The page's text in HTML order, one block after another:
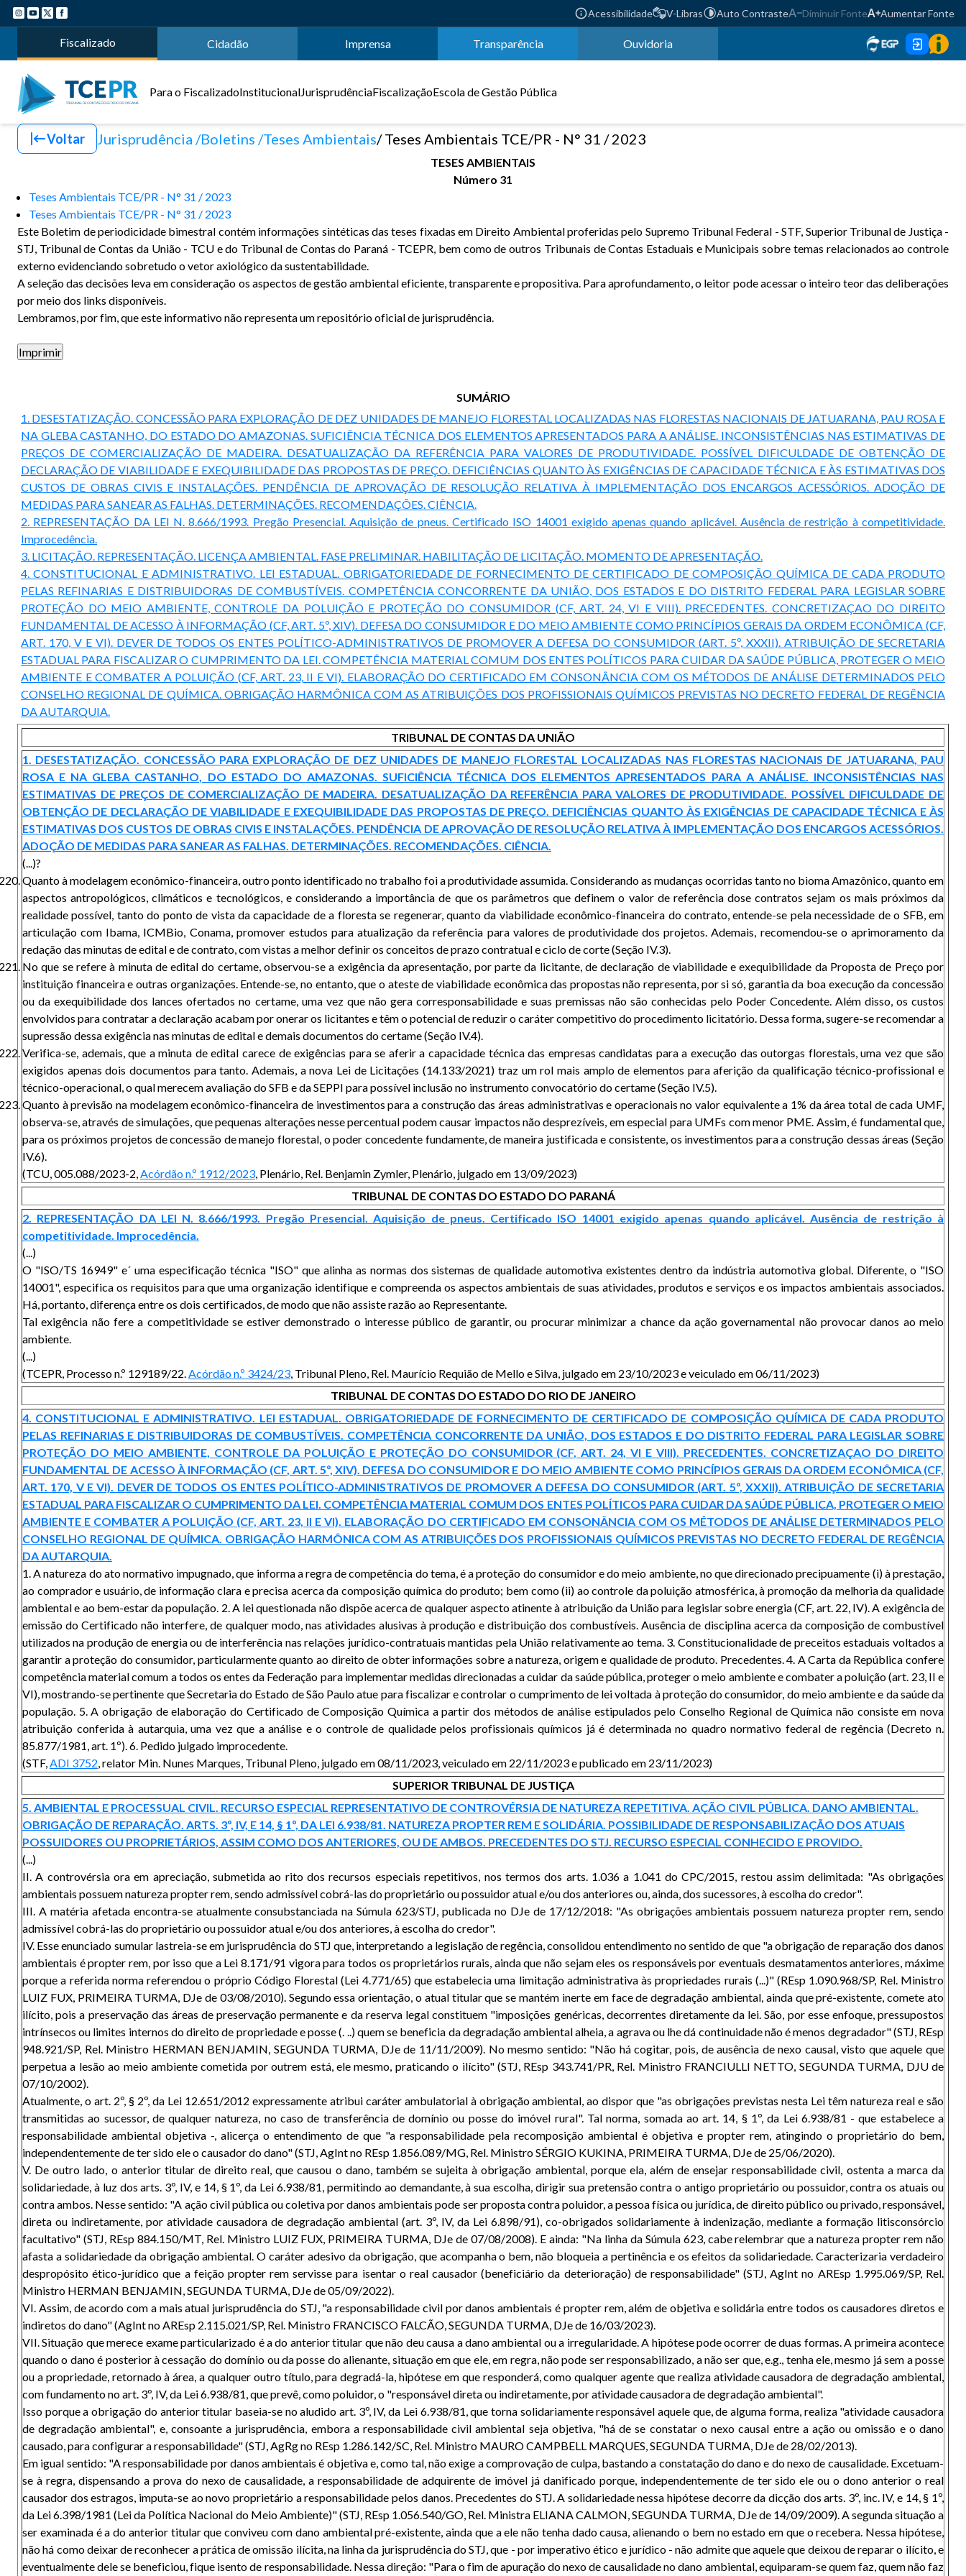
Acessibilidade V-Libras Auto Contraste Diminuir Fonte Aumentar Fonte
Fiscalizado Cidadão Imprensa Transparência Ouvidoria
Para o FiscalizadoInstitucionalJurisprudênciaFiscalizaçãoEscola de Gestão Pública
Voltar Jurisprudência Boletins Teses Ambientais Teses Ambientais TCE/PR - N° 31 / 2023
TESES AMBIENTAIS
Número 31
Teses Ambientais TCE/PR - N° 31 / 2023
Teses Ambientais TCE/PR - N° 31 / 2023
Este Boletim de periodicidade bimestral contém informações sintéticas das teses fixadas em Direito Ambiental proferidas pelo Supremo Tribunal Federal - STF, Superior Tribunal de Justiça -
STJ, Tribunal de Contas da União - TCU e do Tribunal de Contas do Paraná - TCEPR, bem como de outros Tribunais de Contas Estaduais e Municipais sobre temas relacionados ao controle
externo evidenciando sobretudo o vetor axiológico da sustentabilidade.
A seleção das decisões leva em consideração os aspectos de gestão ambiental eficiente, transparente e propositiva. Para aprofundamento, o leitor pode acessar o inteiro teor das deliberações
por meio dos links disponíveis.
Lembramos, por fim, que este informativo não representa um repositório oficial de jurisprudência.
SUMÁRIO
1. DESESTATIZAÇÃO. CONCESSÃO PARA EXPLORAÇÃO DE DEZ UNIDADES DE MANEJO FLORESTAL LOCALIZADAS NAS FLORESTAS NACIONAIS DE JATUARANA, PAU ROSA E
NA GLEBA CASTANHO, DO ESTADO DO AMAZONAS. SUFICIÊNCIA TÉCNICA DOS ELEMENTOS APRESENTADOS PARA A ANÁLISE. INCONSISTÊNCIAS NAS ESTIMATIVAS DE
PREÇOS DE COMERCIALIZAÇÃO DE MADEIRA. DESATUALIZAÇÃO DA REFERÊNCIA PARA VALORES DE PRODUTIVIDADE. POSSÍVEL DIFICULDADE DE OBTENÇÃO DE
DECLARAÇÃO DE VIABILIDADE E EXEQUIBILIDADE DAS PROPOSTAS DE PREÇO. DEFICIÊNCIAS QUANTO ÀS EXIGÊNCIAS DE CAPACIDADE TÉCNICA E ÀS ESTIMATIVAS DOS
CUSTOS DE OBRAS CIVIS E INSTALAÇÕES. PENDÊNCIA DE APROVAÇÃO DE RESOLUÇÃO RELATIVA À IMPLEMENTAÇÃO DOS ENCARGOS ACESSÓRIOS. ADOÇÃO DE
MEDIDAS PARA SANEAR AS FALHAS. DETERMINAÇÕES. RECOMENDAÇÕES. CIÊNCIA.
2. REPRESENTAÇÃO DA LEI N. 8.666/1993. Pregão Presencial. Aquisição de pneus. Certificado ISO 14001 exigido apenas quando aplicável. Ausência de restrição à competitividade.
Improcedência.
3. LICITAÇÃO. REPRESENTAÇÃO. LICENÇA AMBIENTAL. FASE PRELIMINAR. HABILITAÇÃO DE LICITAÇÃO. MOMENTO DE APRESENTAÇÃO.
4. CONSTITUCIONAL E ADMINISTRATIVO. LEI ESTADUAL. OBRIGATORIEDADE DE FORNECIMENTO DE CERTIFICADO DE COMPOSIÇÃO QUÍMICA DE CADA PRODUTO
PELAS REFINARIAS E DISTRIBUIDORAS DE COMBUSTÍVEIS. COMPETÊNCIA CONCORRENTE DA UNIÃO, DOS ESTADOS E DO DISTRITO FEDERAL PARA LEGISLAR SOBRE
PROTEÇÃO DO MEIO AMBIENTE, CONTROLE DA POLUIÇÃO E PROTEÇÃO DO CONSUMIDOR (CF, ART. 24, VI E VIII). PRECEDENTES. CONCRETIZAÇAO DO DIREITO
FUNDAMENTAL DE ACESSO À INFORMAÇÃO (CF, ART. 5º, XIV). DEFESA DO CONSUMIDOR E DO MEIO AMBIENTE COMO PRINCÍPIOS GERAIS DA ORDEM ECONÔMICA (CF,
ART. 170, V E VI). DEVER DE TODOS OS ENTES POLÍTICO-ADMINISTRATIVOS DE PROMOVER A DEFESA DO CONSUMIDOR (ART. 5º, XXXII). ATRIBUIÇÃO DE SECRETARIA
ESTADUAL PARA FISCALIZAR O CUMPRIMENTO DA LEI. COMPETÊNCIA MATERIAL COMUM DOS ENTES POLÍTICOS PARA CUIDAR DA SAÚDE PÚBLICA, PROTEGER O MEIO
AMBIENTE E COMBATER A POLUIÇÃO (CF, ART. 23, II E VI). ELABORAÇÃO DO CERTIFICADO EM CONSONÂNCIA COM OS MÉTODOS DE ANÁLISE DETERMINADOS PELO
CONSELHO REGIONAL DE QUÍMICA. OBRIGAÇÃO HARMÔNICA COM AS ATRIBUIÇÕES DOS PROFISSIONAIS QUÍMICOS PREVISTAS NO DECRETO FEDERAL DE REGÊNCIA
DA AUTARQUIA.
TRIBUNAL DE CONTAS DA UNIÃO
1. DESESTATIZAÇÃO. CONCESSÃO PARA EXPLORAÇÃO DE DEZ UNIDADES DE MANEJO FLORESTAL LOCALIZADAS NAS FLORESTAS NACIONAIS DE JATUARANA, PAU
ROSA E NA GLEBA CASTANHO, DO ESTADO DO AMAZONAS. SUFICIÊNCIA TÉCNICA DOS ELEMENTOS APRESENTADOS PARA A ANÁLISE. INCONSISTÊNCIAS NAS
ESTIMATIVAS DE PREÇOS DE COMERCIALIZAÇÃO DE MADEIRA. DESATUALIZAÇÃO DA REFERÊNCIA PARA VALORES DE PRODUTIVIDADE. POSSÍVEL DIFICULDADE DE
OBTENÇÃO DE DECLARAÇÃO DE VIABILIDADE E EXEQUIBILIDADE DAS PROPOSTAS DE PREÇO. DEFICIÊNCIAS QUANTO ÀS EXIGÊNCIAS DE CAPACIDADE TÉCNICA E ÀS
ESTIMATIVAS DOS CUSTOS DE OBRAS CIVIS E INSTALAÇÕES. PENDÊNCIA DE APROVAÇÃO DE RESOLUÇÃO RELATIVA À IMPLEMENTAÇÃO DOS ENCARGOS ACESSÓRIOS.
ADOÇÃO DE MEDIDAS PARA SANEAR AS FALHAS. DETERMINAÇÕES. RECOMENDAÇÕES. CIÊNCIA.
(...)?
Quanto à modelagem econômico-financeira, outro ponto identificado no trabalho foi a produtividade assumida. Considerando as mudanças ocorridas tanto no bioma Amazônico, quanto em
aspectos antropológicos, climáticos e tecnológicos, e considerando a importância de que os parâmetros que definem o valor de referência dose contratos sejam os mais próximos da
realidade possível, tanto do ponto de vista da capacidade de a floresta se regenerar, quanto da viabilidade econômico-financeira do contrato, entende-se pela necessidade de o SFB, em
articulação com Ibama, ICMBio, Conama, promover estudos para atualização da referência para valores de produtividade dos projetos. Ademais, recomendou-se o aprimoramento da
redação das minutas de edital e de contrato, com vistas a melhor definir os conceitos de prazo contratual e ciclo de corte (Seção IV.3).
No que se refere à minuta de edital do certame, observou-se a exigência da apresentação, por parte da licitante, de declaração de viabilidade e exequibilidade da Proposta de Preço por
instituição financeira e outras organizações. Entende-se, no entanto, que o ateste de viabilidade econômica das propostas não representa, por si só, garantia da boa execução da concessão
ou da exequibilidade dos lances ofertados no certame, uma vez que não gera corresponsabilidade e suas premissas não são conhecidas pelo Poder Concedente. Além disso, os custos
envolvidos para contratar a declaração acabam por onerar os licitantes e têm o potencial de reduzir o caráter competitivo do procedimento licitatório. Dessa forma, sugere-se recomendar a
supressão dessa exigência nas minutas de edital e demais documentos do certame (Seção IV.4).
Verifica-se, ademais, que a minuta de edital carece de exigências para se aferir a capacidade técnica das empresas candidatas para a execução das outorgas florestais, uma vez que são
exigidos apenas dois documentos para tanto. Ademais, a nova Lei de Licitações (14.133/2021) traz um rol mais amplo de elementos para aferição da qualificação técnico-profissional e
técnico-operacional, o qual merecem avaliação do SFB e da SEPPI para possível inclusão no instrumento convocatório do certame (Seção IV.5).
Quanto à previsão na modelagem econômico-financeira de investimentos para a construção das áreas administrativas e operacionais no valor equivalente a 1% da área total de cada UMF,
observa-se, através de simulações, que pequenas alterações nesse percentual podem causar impactos não desprezíveis, em especial para UMFs com menor PME. Assim, é fundamental que,
para os próximos projetos de concessão de manejo florestal, o poder concedente fundamente, de maneira justificada e consistente, os investimentos para a construção dessas áreas (Seção
IV.6).
(TCU, 005.088/2023-2,Acórdão n.º 1912/2023, Plenário, Rel. Benjamin Zymler, Plenário, julgado em 13/09/2023)
TRIBUNAL DE CONTAS DO ESTADO DO PARANÁ
2. REPRESENTAÇÃO DA LEI N. 8.666/1993. Pregão Presencial. Aquisição de pneus. Certificado ISO 14001 exigido apenas quando aplicável. Ausência de restrição à
competitividade. Improcedência.
(...)
O "ISO/TS 16949" e´ uma especificação técnica "ISO" que alinha as normas dos sistemas de qualidade automotiva existentes dentro da indústria automotiva global. Diferente, o "ISO
14001", especifica os requisitos para que uma organização identifique e compreenda os aspectos ambientais de suas atividades, produtos e serviços e os impactos ambientais associados.
Há, portanto, diferença entre os dois certificados, de modo que não assiste razão ao Representante.
Tal exigência não fere a competitividade se estiver demonstrado o interesse público de garantir, ou procurar minimizar a chance da ação governamental não provocar danos ao meio
ambiente.
(...)
(TCEPR, Processo n.º 129189/22.Acórdão n.º 3424/23, Tribunal Pleno, Rel. Maurício Requião de Mello e Silva, julgado em 23/10/2023 e veiculado em 06/11/2023)
TRIBUNAL DE CONTAS DO ESTADO DO RIO DE JANEIRO
4. CONSTITUCIONAL E ADMINISTRATIVO. LEI ESTADUAL. OBRIGATORIEDADE DE FORNECIMENTO DE CERTIFICADO DE COMPOSIÇÃO QUÍMICA DE CADA PRODUTO
PELAS REFINARIAS E DISTRIBUIDORAS DE COMBUSTÍVEIS. COMPETÊNCIA CONCORRENTE DA UNIÃO, DOS ESTADOS E DO DISTRITO FEDERAL PARA LEGISLAR SOBRE
PROTEÇÃO DO MEIO AMBIENTE, CONTROLE DA POLUIÇÃO E PROTEÇÃO DO CONSUMIDOR (CF, ART. 24, VI E VIII). PRECEDENTES. CONCRETIZAÇAO DO DIREITO
FUNDAMENTAL DE ACESSO À INFORMAÇÃO (CF, ART. 5º, XIV). DEFESA DO CONSUMIDOR E DO MEIO AMBIENTE COMO PRINCÍPIOS GERAIS DA ORDEM ECONÔMICA (CF,
ART. 170, V E VI). DEVER DE TODOS OS ENTES POLÍTICO-ADMINISTRATIVOS DE PROMOVER A DEFESA DO CONSUMIDOR (ART. 5º, XXXII). ATRIBUIÇÃO DE SECRETARIA
ESTADUAL PARA FISCALIZAR O CUMPRIMENTO DA LEI. COMPETÊNCIA MATERIAL COMUM DOS ENTES POLÍTICOS PARA CUIDAR DA SAÚDE PÚBLICA, PROTEGER O MEIO
AMBIENTE E COMBATER A POLUIÇÃO (CF, ART. 23, II E VI). ELABORAÇÃO DO CERTIFICADO EM CONSONÂNCIA COM OS MÉTODOS DE ANÁLISE DETERMINADOS PELO
CONSELHO REGIONAL DE QUÍMICA. OBRIGAÇÃO HARMÔNICA COM AS ATRIBUIÇÕES DOS PROFISSIONAIS QUÍMICOS PREVISTAS NO DECRETO FEDERAL DE REGÊNCIA
DA AUTARQUIA.
1. A natureza do ato normativo impugnado, que informa a regra de competência do tema, é a proteção do consumidor e do meio ambiente, no que direcionado precipuamente (i) à prestação,
ao comprador e usuário, de informação clara e precisa acerca da composição química do produto; bem como (ii) ao controle da poluição atmosférica, à promoção da melhoria da qualidade
ambiental e ao bem-estar da população. 2. A lei questionada não dispõe acerca de qualquer aspecto atinente à atribuição da União para legislar sobre energia (CF, art. 22, IV). A exigência de
emissão do Certificado não interfere, de qualquer modo, nas atividades alusivas à produção e distribuição dos combustíveis. Ausência de disciplina acerca da composição de combustível
utilizados na produção de energia ou de interferência nas relações jurídico-contratuais mantidas pela União relativamente ao tema. 3. Constitucionalidade de preceitos estaduais voltados a
garantir a proteção do consumidor, particularmente quanto ao direito de obter informações sobre a natureza, origem e qualidade de produto. Precedentes. 4. A Carta da República confere
competência material comum a todos os entes da Federação para implementar medidas direcionadas a cuidar da saúde pública, proteger o meio ambiente e combater a poluição (art. 23, II e
VI), mostrando-se pertinente que Secretaria do Estado de São Paulo atue para fiscalizar e controlar o cumprimento de lei voltada à proteção do consumidor, do meio ambiente e da saúde da
população. 5. A obrigação de elaboração do Certificado de Composição Química a partir dos métodos de análise estipulados pelo Conselho Regional de Química não consiste em nova
atribuição conferida à autarquia, uma vez que a análise e o controle de qualidade pelos profissionais químicos já é determinada no quadro normativo federal de regência (Decreto n.
85.877/1981, art. 1º). 6. Pedido julgado improcedente.
(STF,ADI 3752, relator Min. Nunes Marques, Tribunal Pleno, julgado em 08/11/2023, veiculado em 22/11/2023 e publicado em 23/11/2023)
SUPERIOR TRIBUNAL DE JUSTIÇA
5. AMBIENTAL E PROCESSUAL CIVIL. RECURSO ESPECIAL REPRESENTATIVO DE CONTROVÉRSIA DE NATUREZA REPETITIVA. AÇÃO CIVIL PÚBLICA. DANO AMBIENTAL.
OBRIGAÇÃO DE REPARAÇÃO. ARTS. 3º, IV, E 14, § 1º, DA LEI 6.938/81. NATUREZA PROPTER REM E SOLIDÁRIA. POSSIBILIDADE DE RESPONSABILIZAÇÃO DOS ATUAIS
POSSUIDORES OU PROPRIETÁRIOS, ASSIM COMO DOS ANTERIORES, OU DE AMBOS. PRECEDENTES DO STJ. RECURSO ESPECIAL CONHECIDO E PROVIDO.
(...)
II. A controvérsia ora em apreciação, submetida ao rito dos recursos especiais repetitivos, nos termos dos arts. 1.036 a 1.041 do CPC/2015, restou assim delimitada: "As obrigações
ambientais possuem natureza propter rem, sendo admissível cobrá-las do proprietário ou possuidor atual e/ou dos anteriores ou, ainda, dos sucessores, à escolha do credor".
III. A matéria afetada encontra-se atualmente consubstanciada na Súmula 623/STJ, publicada no DJe de 17/12/2018: "As obrigações ambientais possuem natureza propter rem, sendo
admissível cobrá-las do proprietário ou possuidor atual e/ou dos anteriores, à escolha do credor".
IV. Esse enunciado sumular lastreia-se em jurisprudência do STJ que, interpretando a legislação de regência, consolidou entendimento no sentido de que "a obrigação de reparação dos danos
ambientais é propter rem, por isso que a Lei 8.171/91 vigora para todos os proprietários rurais, ainda que não sejam eles os responsáveis por eventuais desmatamentos anteriores, máxime
porque a referida norma referendou o próprio Código Florestal (Lei 4.771/65) que estabelecia uma limitação administrativa às propriedades rurais (...)" (REsp 1.090.968/SP, Rel. Ministro
LUIZ FUX, PRIMEIRA TURMA, DJe de 03/08/2010). Segundo essa orientação, o atual titular que se mantém inerte em face de degradação ambiental, ainda que pré-existente, comete ato
ilícito, pois a preservação das áreas de preservação permanente e da reserva legal constituem "imposições genéricas, decorrentes diretamente da lei. São, por esse enfoque, pressupostos
intrínsecos ou limites internos do direito de propriedade e posse (. ..) quem se beneficia da degradação ambiental alheia, a agrava ou lhe dá continuidade não é menos degradador" (STJ, REsp
948.921/SP, Rel. Ministro HERMAN BENJAMIN, SEGUNDA TURMA, DJe de 11/11/2009). No mesmo sentido: "Não há cogitar, pois, de ausência de nexo causal, visto que aquele que
perpetua a lesão ao meio ambiente cometida por outrem está, ele mesmo, praticando o ilícito" (STJ, REsp 343.741/PR, Rel. Ministro FRANCIULLI NETTO, SEGUNDA TURMA, DJU de
07/10/2002).
Atualmente, o art. 2º, § 2º, da Lei 12.651/2012 expressamente atribui caráter ambulatorial à obrigação ambiental, ao dispor que "as obrigações previstas nesta Lei têm natureza real e são
transmitidas ao sucessor, de qualquer natureza, no caso de transferência de domínio ou posse do imóvel rural". Tal norma, somada ao art. 14, § 1º, da Lei 6.938/81 - que estabelece a
responsabilidade ambiental objetiva -, alicerça o entendimento de que "a responsabilidade pela recomposição ambiental é objetiva e propter rem, atingindo o proprietário do bem,
independentemente de ter sido ele o causador do dano" (STJ, AgInt no REsp 1.856.089/MG, Rel. Ministro SÉRGIO KUKINA, PRIMEIRA TURMA, DJe de 25/06/2020).
V. De outro lado, o anterior titular de direito real, que causou o dano, também se sujeita à obrigação ambiental, porque ela, além de ensejar responsabilidade civil, ostenta a marca da
solidariedade, à luz dos arts. 3º, IV, e 14, § 1º, da Lei 6.938/81, permitindo ao demandante, à sua escolha, dirigir sua pretensão contra o antigo proprietário ou possuidor, contra os atuais ou
contra ambos. Nesse sentido: "A ação civil pública ou coletiva por danos ambientais pode ser proposta contra poluidor, a pessoa física ou jurídica, de direito público ou privado, responsável,
direta ou indiretamente, por atividade causadora de degradação ambiental (art. 3º, IV, da Lei 6.898/91), co-obrigados solidariamente à indenização, mediante a formação litisconsórcio
facultativo" (STJ, REsp 884.150/MT, Rel. Ministro LUIZ FUX, PRIMEIRA TURMA, DJe de 07/08/2008). E ainda: "Na linha da Súmula 623, cabe relembrar que a natureza propter rem não
afasta a solidariedade da obrigação ambiental. O caráter adesivo da obrigação, que acompanha o bem, não bloqueia a pertinência e os efeitos da solidariedade. Caracterizaria verdadeiro
despropósito ético-jurídico que a feição propter rem servisse para isentar o real causador (beneficiário da deterioração) de responsabilidade" (STJ, AgInt no AREsp 1.995.069/SP, Rel.
Ministro HERMAN BENJAMIN, SEGUNDA TURMA, DJe de 05/09/2022).
VI. Assim, de acordo com a mais atual jurisprudência do STJ, "a responsabilidade civil por danos ambientais é propter rem, além de objetiva e solidária entre todos os causadores diretos e
indiretos do dano" (AgInt no AREsp 2.115.021/SP, Rel. Ministro FRANCISCO FALCÃO, SEGUNDA TURMA, DJe de 16/03/2023).
VII. Situação que merece exame particularizado é a do anterior titular que não deu causa a dano ambiental ou a irregularidade. A hipótese pode ocorrer de duas formas. A primeira acontece
quando o dano é posterior à cessação do domínio ou da posse do alienante, situação em que ele, em regra, não pode ser responsabilizado, a não ser que, e.g., tenha ele, mesmo já sem a posse
ou a propriedade, retornado à área, a qualquer outro título, para degradá-la, hipótese em que responderá, como qualquer agente que realiza atividade causadora de degradação ambiental,
com fundamento no art. 3º, IV, da Lei 6.938/81, que prevê, como poluidor, o "responsável direta ou indiretamente, por atividade causadora de degradação ambiental".
Isso porque a obrigação do anterior titular baseia-se no aludido art. 3º, IV, da Lei 6.938/81, que torna solidariamente responsável aquele que, de alguma forma, realiza "atividade causadora
de degradação ambiental", e, consoante a jurisprudência, embora a responsabilidade civil ambiental seja objetiva, "há de se constatar o nexo causal entre a ação ou omissão e o dano
causado, para configurar a responsabilidade" (STJ, AgRg no REsp 1.286.142/SC, Rel. Ministro MAURO CAMPBELL MARQUES, SEGUNDA TURMA, DJe de 28/02/2013).
Em igual sentido: "A responsabilidade por danos ambientais é objetiva e, como tal, não exige a comprovação de culpa, bastando a constatação do dano e do nexo de causalidade. Excetuam-
se à regra, dispensando a prova do nexo de causalidade, a responsabilidade de adquirente de imóvel já danificado porque, independentemente de ter sido ele ou o dono anterior o real
causador dos estragos, imputa-se ao novo proprietário a responsabilidade pelos danos. Precedentes do STJ. A solidariedade nessa hipótese decorre da dicção dos arts. 3º, inc. IV, e 14, § 1º,
da Lei 6.398/1981 (Lei da Política Nacional do Meio Ambiente)" (STJ, REsp 1.056.540/GO, Rel. Ministra ELIANA CALMON, SEGUNDA TURMA, DJe de 14/09/2009). A segunda situação a
ser examinada é a do anterior titular que conviveu com dano ambiental pré-existente, ainda que a ele não tenha dado causa, alienando o bem no estado em que o recebera. Nessa hipótese,
não há como deixar de reconhecer a prática de omissão ilícita, na linha da jurisprudência do STJ, que - por imperativo ético e jurídico - não admite que aquele que deixou de reparar o ilícito, e
eventualmente dele se beneficiou, fique isento de responsabilidade. Nessa direção: "Para o fim de apuração do nexo de causalidade no dano ambiental, equiparam-se quem faz, quem não faz